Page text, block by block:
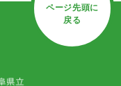
ページ先頭に
戻る